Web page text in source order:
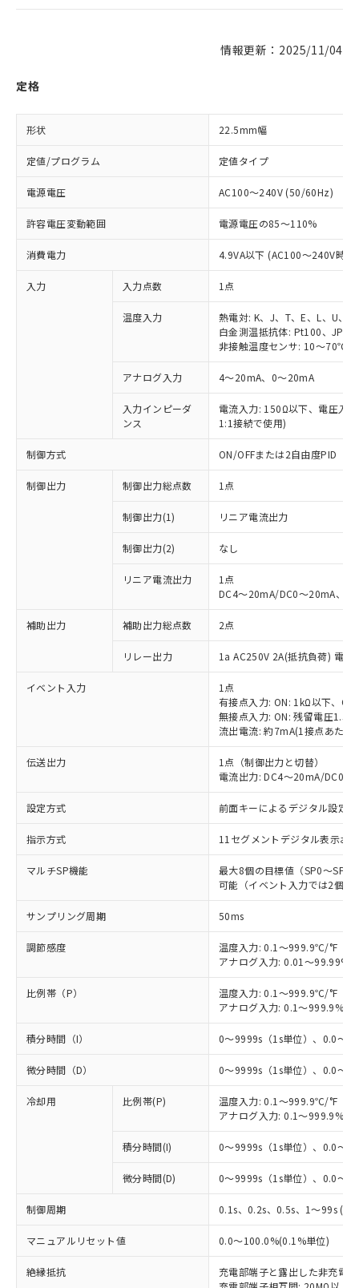
情報更新：2025/11/04
定格
形状 22.5mm幅
定値/プログラム 定値タイプ
電源電圧 AC100～240V (50/60Hz)
許容電圧変動範囲 電源電圧の85～110%
消費電力 4.9VA以下 (AC100～240V時)
入力 入力点数 1点
温度入力
熱電対: K、J、T、E、L、U、
白金測温抵抗体: Pt100、
非接触温度センサ: 10～70℃
アナログ入力 4～20mA、0～20mA
入力インピーダ
ンス
電流入力: 150Ω以下、電圧入
1:1接続で使用)
制御方式 ON/OFFまたは2自由度PID（
制御出力 制御出力総点数 1点
制御出力(1) リニア電流出力
制御出力(2) なし
リニア電流出力
1点
DC4～20mA/DC0～20mA、
補助出力 補助出力総点数 2点
リレー出力 1a AC250V 2A(抵抗負荷) 電
イベント入力
1点
有接点入力: ON: 1kΩ以下、
無接点入力: ON: 残留電圧1.5V
流出電流: 約7mA(1接点あたり)
伝送出力
1点（制御出力と切替）
電流出力: DC4～20mA/DC0
設定方式 前面キーによるデジタル設定
指示方式 11セグメントデジタル表示お
マルチSP機能
最大8個の目標値（SP0～SP7
可能（イベント入力では2個）
サンプリング周期 50ms
調節感度
温度入力: 0.1～999.9℃/°F（
アナログ入力: 0.01～
比例帯（P）
温度入力: 0.1～999.9℃/°F（
アナログ入力: 0.1～999.9%FS
積分時間（I） 0～9999s（1s単位）、0.0～
微分時間（D） 0～9999s（1s単位）、0.0～
冷却用 比例帯(P)
温度入力: 0.1～999.9℃/°F（
アナログ入力: 0.1～999.9%FS
積分時間(I) 0～9999s（1s単位）、0.0～
微分時間(D) 0～9999s（1s単位）、0.0～
制御周期 0.1s、0.2s、0.5s、1～99s (1s
マニュアルリセット値 0.0～100.0%(0.1%単位)
絶縁抵抗
充電部端子と露出した非充電
ご利用条件
対応済み：EU RoHS指令（10物質）の
非含有に対応した製品が提供可能な商品で
対応予定：EU RoHS指令（10物質）の非含
有に対応した製品に切り替える予定のある